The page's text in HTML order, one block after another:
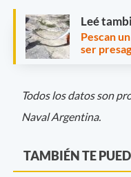
Leé
Pescan
ser
Todos los datos son
Naval Argentina.
TAMBIÉN TE